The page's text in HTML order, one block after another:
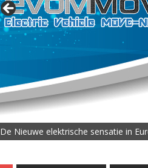
De Nieuwe elektrische sensatie in